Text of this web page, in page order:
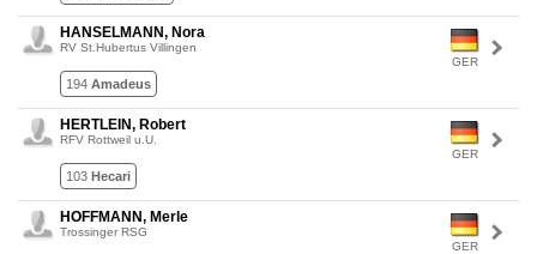
GER
HANSELMANN, Nora
RV St.Hubertus Villingen
194 Amadeus
GER
HERTLEIN, Robert
RFV Rottweil u.U.
103 Hecari
GER
HOFFMANN, Merle
Trossinger RSG